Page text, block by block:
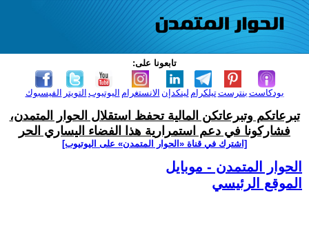
تابعونا على:
الفيسبوك التويتر اليوتيوب الانستغرام لينكدإن تيلكرامبنترست بودكاست
تبرعاتكم وتبرعاتكن المالية تحفظ استقلال الحوار المتمدن،
فشاركونا في دعم استمرارية هذا الفضاء اليساري الحر
[اشترك في قناة ‫«الحوار المتمدن» على اليوتيوب]
الحوار المتمدن - موبايل
الموقع الرئيسي